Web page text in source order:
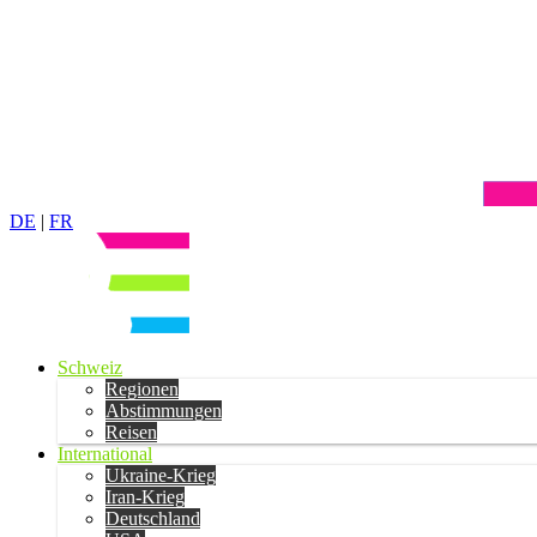
DE | FR
Schweiz
Regionen
Abstimmungen
Reisen
International
Ukraine-Krieg
Iran-Krieg
Deutschland